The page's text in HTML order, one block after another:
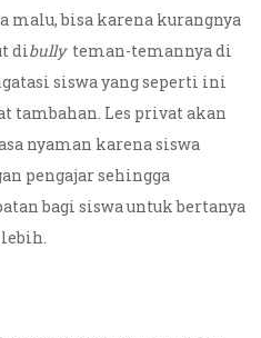
malu, bisa karena kurangnya
dibully teman-temannya di
siswa yang seperti ini
tambahan. Les privat akan
nyaman karena siswa
pengajar sehingga
bagi siswa untuk bertanya